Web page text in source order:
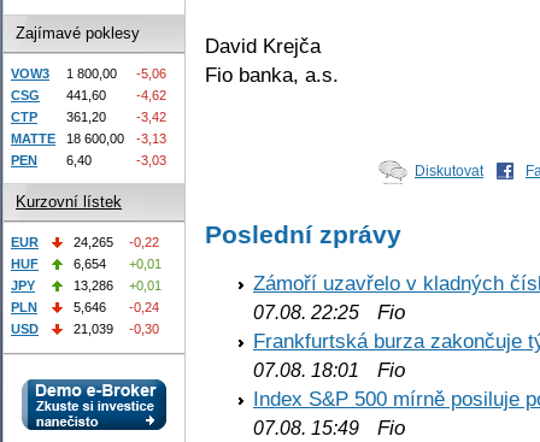
David Krejča
Fio banka, a.s.
Diskutovat
Poslední zprávy
Zámoří uzavřelo v kladných
07.08. 22:25 Fio
Frankfurtská burza zakončuje
07.08. 18:01
Fio
Index S&P 500 mírně posiluje
07.08. 15:49 Fio
Zajímavé poklesy
VOW3 1 800,00
-5,06
CSG
441,60
-4,62
CTP
361,20
-3,42
MATTE
18 600,00
-3,13
PEN
6,40 -3,03
Kurzovní lístek
EUR 24,265
-0,22
HUF
6,654
+0,01
JPY
13,286
+0,01
PLN
5,646
-0,24
USD
21,039 -0,30